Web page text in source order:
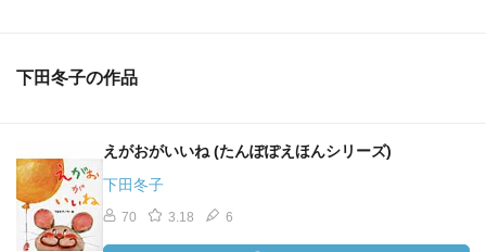
下田冬子の作品
えがおがいいね (たんぽぽえほんシリーズ)
下田冬子
70 3.18 6